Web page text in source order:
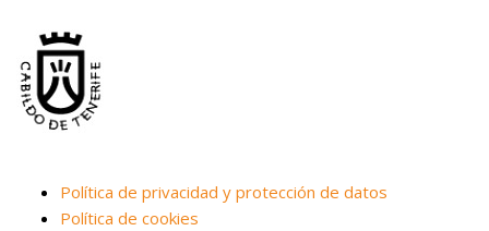
Política de privacidad y protección de datos
Política de cookies